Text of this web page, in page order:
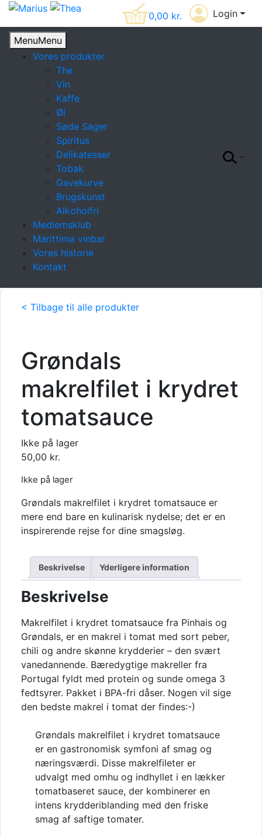
0,00 kr. Login
MenuMenu
Vores produkter
The
Vin
Kaffe
Øl
Søde Sager
Spiritus
Delikatesser
Tobak
Gavekurve
Brugskunst
Alkoholfri
Medlemsklub
Marittima vinbar
Vores historie
Kontakt
< Tilbage til alle produkter
Grøndals
makrelfilet i krydret
tomatsauce
Ikke på lager
50,00 kr.
Ikke på lager
Grøndals makrelfilet i krydret tomatsauce er
mere end bare en kulinarisk nydelse; det er en
inspirerende rejse for dine smagsløg.
Beskrivelse Yderligere information
Beskrivelse
Makrelfilet i krydret tomatsauce fra Pinhais og
Grøndals, er en makrel i tomat med sort peber,
chili og andre skønne krydderier – den svært
vanedannende. Bæredygtige makreller fra
Portugal fyldt med protein og sunde omega 3
fedtsyrer. Pakket i BPA-fri dåser. Nogen vil sige
den bedste makrel i tomat der findes:-)
Grøndals makrelfilet i krydret tomatsauce
er en gastronomisk symfoni af smag og
næringsværdi. Disse makrelfileter er
udvalgt med omhu og indhyllet i en lækker
tomatbaseret sauce, der kombinerer en
intens krydderiblanding med den friske
smag af saftige tomater.